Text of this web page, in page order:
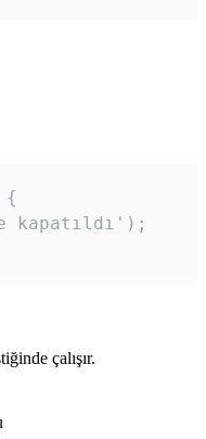
{
kapatıldı');
çalışır.